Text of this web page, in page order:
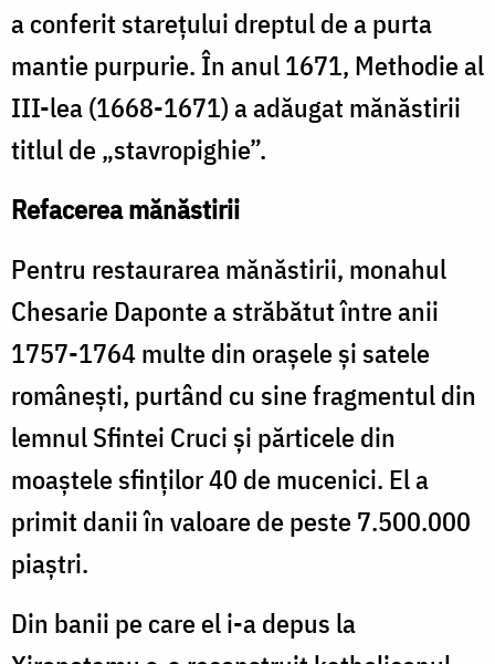
a conferit stareţului dreptul de a purta
mantie purpurie. În anul 1671, Methodie al
III-lea (1668-1671) a adăugat mănăstirii
titlul de „stavropighie”.
Refacerea mănăstirii
Pentru restaurarea mănăstirii, monahul
Chesarie Daponte a străbătut între anii
1757-1764 multe din oraşele şi satele
româneşti, purtând cu sine fragmentul din
lemnul Sfintei Cruci şi părticele din
moaştele sfinţilor 40 de mucenici. El a
primit danii în valoare de peste 7.500.000
piaştri.
Din banii pe care el i-a depus la